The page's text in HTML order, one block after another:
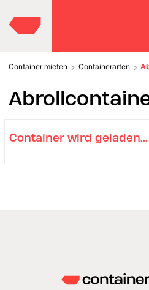
Container mieten Containerarten
Container wird geladen...